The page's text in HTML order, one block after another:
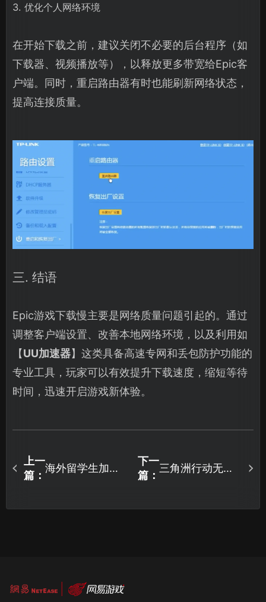
3. 优化个人网络环境
在开始下载之前，建议关闭不必要的后台程序（如
下载器、视频播放等），以释放更多带宽给Epic客
户端。同时，重启路由器有时也能刷新网络状态，
提高连接质量。
三. 结语
Epic游戏下载慢主要是网络质量问题引起的。通过
调整客户端设置、改善本地网络环境，以及利用如
【UU加速器】这类具备高速专网和丢包防护功能的
专业工具，玩家可以有效提升下载速度，缩短等待
时间，迅速开启游戏新体验。
上一
篇：
海外留学生加速
解析！
下一
篇：
三角洲行动无法
解决指南！